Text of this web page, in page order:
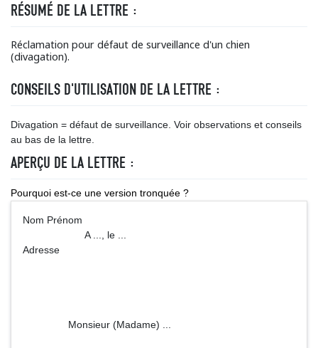
RÉSUMÉ DE LA LETTRE :
Réclamation pour défaut de surveillance d'un chien
(divagation).
CONSEILS D'UTILISATION DE LA LETTRE :
Divagation = défaut de surveillance. Voir observations et conseils
au bas de la lettre.
APERÇU DE LA LETTRE :
Pourquoi est-ce une version tronquée ?
Nom Prénom
A ..., le ...
Adresse
Monsieur (Madame) ...